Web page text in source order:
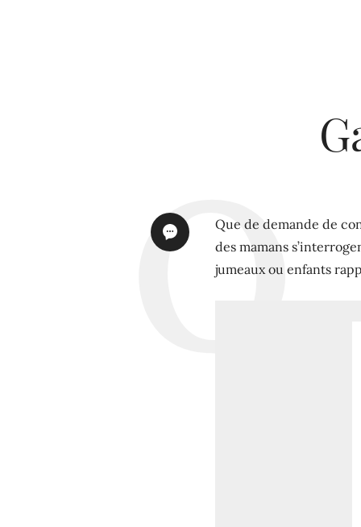
Que de demande de
des mamans
jumeaux ou enfants